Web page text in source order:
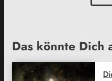
Das könnte Dich